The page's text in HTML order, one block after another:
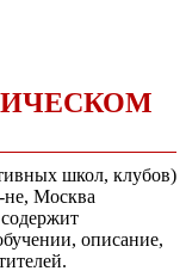
школ, клубов)
Москва
описание,